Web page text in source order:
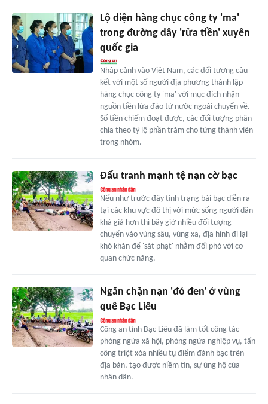
Lộ diện hàng chục công ty 'ma'
trong đường dây 'rửa tiền' xuyên
quốc gia
Nhập cảnh vào Việt Nam, các đối tượng câu
kết với một số người địa phương thành lập
hàng chục công ty 'ma' với mục đích nhận
nguồn tiền lừa đảo từ nước ngoài chuyển về.
Số tiền chiếm đoạt được, các đối tượng phân
chia theo tỷ lệ phần trăm cho từng thành viên
trong nhóm.
Đấu tranh mạnh tệ nạn cờ bạc
Nếu như trước đây tình trạng bài bạc diễn ra
tại các khu vực đô thị với mức sống người dân
khá giả hơn thì bây giờ nhiều đối tượng
chuyển vào vùng sâu, vùng xa, địa hình đi lại
khó khăn để 'sát phạt' nhằm đối phó với cơ
quan chức năng.
Ngăn chặn nạn 'đỏ đen' ở vùng
quê Bạc Liêu
Công an tỉnh Bạc Liêu đã làm tốt công tác
phòng ngừa xã hội, phòng ngừa nghiệp vụ, tấn
công triệt xóa nhiều tụ điểm đánh bạc trên
địa bàn, tạo được niềm tin, sự ủng hộ của
nhân dân.